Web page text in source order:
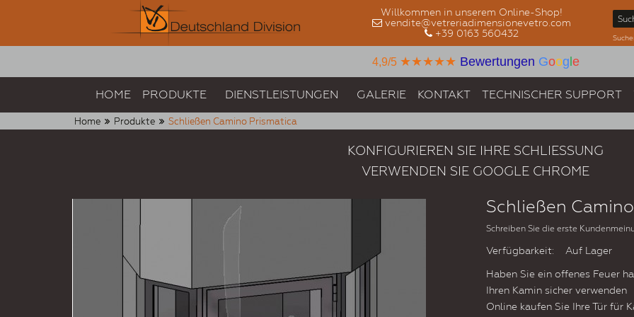
Willkommen in unserem Online-Shop!
vendite@vetreriadimensionevetro.com
+39 0163 560432
4,9/5 ★★★★★ Bewertungen Goog e
HOME PRODUKTE DIENSTLEISTUNGEN GALERIE KONTAKT TECHNISCHER SUPPORT
Home Produkte Schließen Camino Prismatica
KONFIGURIEREN SIE IHRE SCHLIESSUNG
VERWENDEN SIE GOOGLE CHROME
Schließen
Schreiben Sie die erste
Verfügbarkeit: Auf Lager
Haben Sie ein offenes Feuer
Ihren Kamin sicher verwenden
Online kaufen Sie Ihre Tür für